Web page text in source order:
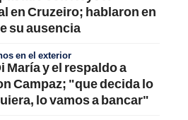
en Cruzeiro; hablaron en
su ausencia
en el exterior
María y el respaldo a
Campaz; "que decida lo
lo vamos a bancar"